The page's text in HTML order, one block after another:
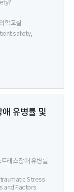
학교실
safety,
유병률 및
레스장애 유병률
Stress
and Factors